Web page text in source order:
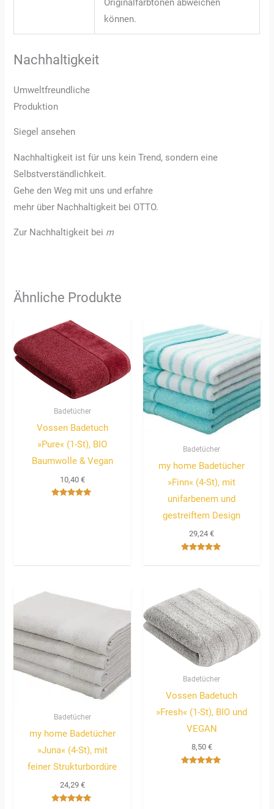
Originalfarbtönen abweichen
können.
Nachhaltigkeit
Umweltfreundliche
Produktion
Siegel ansehen
Nachhaltigkeit ist für uns kein Trend, sondern eine
Selbstverständlichkeit.
Gehe den Weg mit uns und erfahre
mehr über Nachhaltigkeit bei OTTO.
Zur Nachhaltigkeit bei m
Ähnliche Produkte
Badetücher
Vossen Badetuch
»Pure« (1-St), BIO
Baumwolle & Vegan
10,40 €
Badetücher
my home Badetücher
»Finn« (4-St), mit
unifarbenem und
gestreiftem Design
29,24€
Badetücher
my home Badetücher
»Juna« (4-St), mit
feiner Strukturbordüre
24,29 €
Badetücher
Vossen Badetuch
»Fresh« (1-St), BIO und
VEGAN
8,50 €